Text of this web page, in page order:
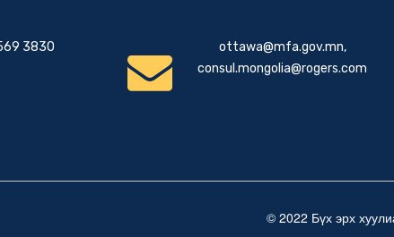
3830 ottawa@mfa.gov.mn,
consul.mongolia@rogers.com
© 2022 Бүх эрх